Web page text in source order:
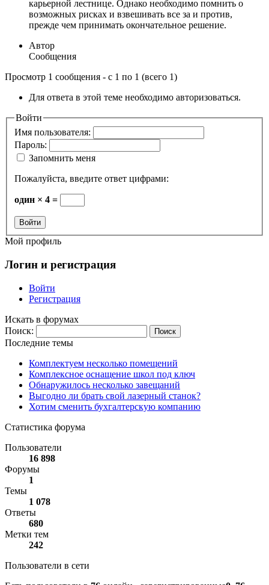
карьерной лестнице. Однако необходимо помнить о
возможных рисках и взвешивать все за и против,
прежде чем принимать окончательное решение.
Автор
Сообщения
Просмотр 1 сообщения - с 1 по 1 (всего 1)
Для ответа в этой теме необходимо авторизоваться.
Войти
Имя пользователя:
Пароль:
Запомнить меня
Пожалуйста, введите ответ цифрами:
один × 4 =
Войти
Мой профиль
Логин и регистрация
Войти
Регистрация
Искать в форумах
Поиск:
Последние темы
Комплектуем несколько помещений
Комплексное оснащение школ под ключ
Обнаружилось несколько завещаний
Выгодно ли брать свой лазерный станок?
Хотим сменить бухгалтерскую компанию
Статистика форума
Пользователи
16 898
Форумы
1
Темы
1 078
Ответы
680
Метки тем
242
Пользователи в сети